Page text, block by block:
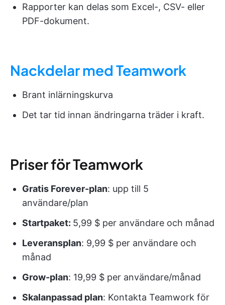
Rapporter kan delas som Excel-, CSV- eller
PDF-dokument.
Nackdelar med Teamwork
Brant inlärningskurva
Det tar tid innan ändringarna träder i kraft.
Priser för Teamwork
Gratis Forever-plan: upp till 5
användare/plan
Startpaket: 5,99 $ per användare och månad
Leveransplan: 9,99 $ per användare och
månad
Grow-plan: 19,99 $ per användare/månad
Skalanpassad plan: Kontakta Teamwork för